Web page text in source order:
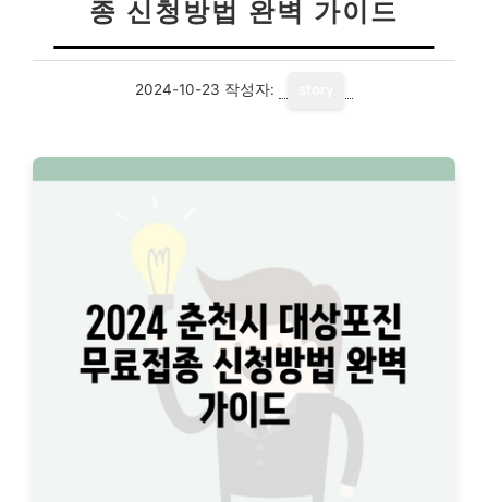
종 신청방법 완벽 가이드
2024-10-23 작성자: